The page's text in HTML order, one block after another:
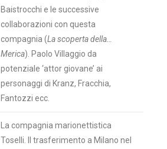
Baistrocchi e le successive
collaborazioni con questa
compagnia (La scoperta della…
Merica). Paolo Villaggio da
potenziale ‘attor giovane’ ai
personaggi di Kranz, Fracchia,
Fantozzi ecc.
La compagnia marionettistica
Toselli. Il trasferimento a Milano nel